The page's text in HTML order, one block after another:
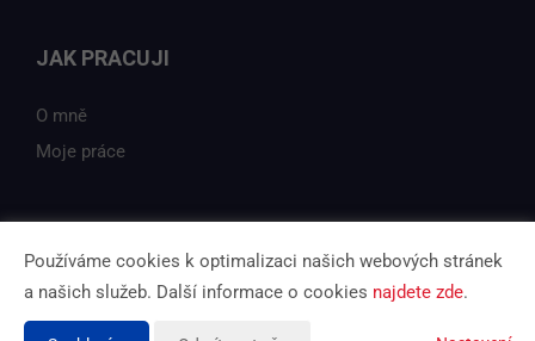
JAK PRACUJI
O mně
Moje práce
Vytvořeno v systémuCHYTRÝ WEB MAKLÉŘE
Tomawell s.r.o. © 2026
Používáme cookies k optimalizaci našich webových stránek
a našich služeb. Další informace o cookies najdete zde.